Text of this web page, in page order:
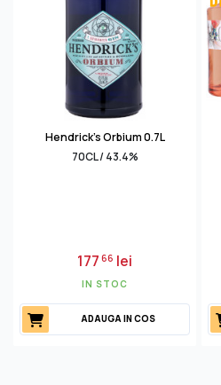
Hendrick's Orbium 0.7L
70CL / 43.4%
17766 lei
IN STOC
ADAUGA IN COS